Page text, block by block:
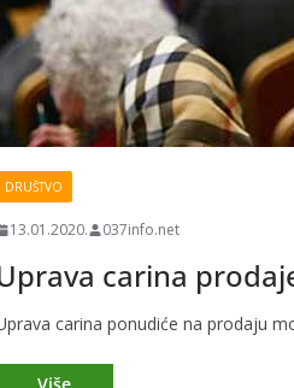
DRUŠTVO
13.01.2020. 037info.net
carina
carina ponudiće na prodaju